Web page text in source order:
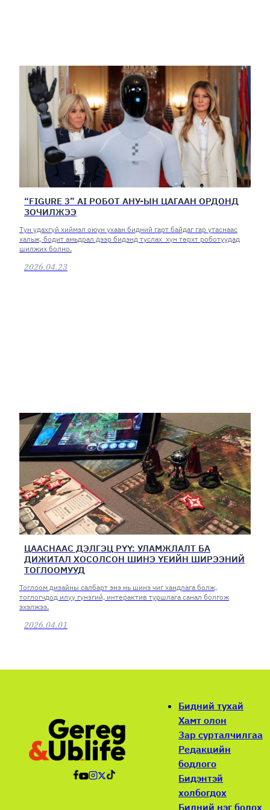
“FIGURE 3” AI РОБОТ АНУ-ЫН ЦАГААН ОРДОНД
ЗОЧИЛЖЭЭ
Тун удахгүй хиймэл оюун ухаан бидний гарт байдаг гар утаснаас
хальж, бодит амьдрал дээр бидэнд туслах хүн төрхт роботуудад
шилжих болно.
2026.04.23
ЦААСНААС ДЭЛГЭЦ РҮҮ: УЛАМЖЛАЛТ БА
ДИЖИТАЛ ХОСОЛСОН ШИНЭ ҮЕИЙН ШИРЭЭНИЙ
ТОГЛООМУУД
Тоглоом дизайны салбарт энэ нь шинэ чиг хандлага болж,
тоглогчдод илүү гүнзгий, интерактив туршлага санал болгож
эхэлжээ.
2026.04.01
Бидний тухай
Хамт олон
Зар сурталчилгаа
Редакцийн
бодлого
Бидэнтэй
холбогдох
Бидний нэг болох